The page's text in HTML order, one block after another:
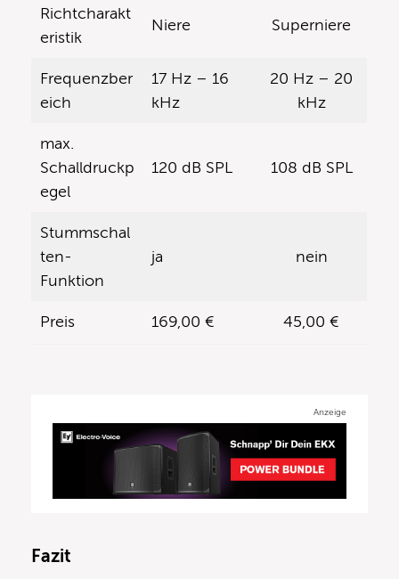
Richtcharakt
eristik
Niere Superniere
Frequenzber
eich
17 Hz – 16
kHz
20 Hz – 20
kHz
max.
Schalldruckp
egel
120 dB SPL 108 dB SPL
Stummschal
ten-
Funktion
ja nein
Preis 169,00 € 45,00 €
Anzeige
Fazit